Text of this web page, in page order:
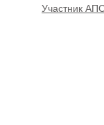
Участник